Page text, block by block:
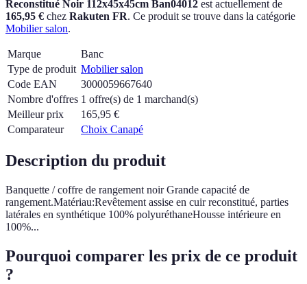
Reconstitué Noir 112x45x45cm Ban04012 est actuellement de
165,95 € chez Rakuten FR. Ce produit se trouve dans la catégorie
Mobilier salon.
Marque
Banc
Type de produit Mobilier salon
Code EAN
3000059667640
Nombre d'offres 1 offre(s) de 1 marchand(s)
Meilleur prix
165,95 €
Comparateur
Choix Canapé
Description du produit
Banquette / coffre de rangement noir Grande capacité de
rangement.Matériau:Revêtement assise en cuir reconstitué, parties
latérales en synthétique 100% polyuréthaneHousse intérieure en
100%...
Pourquoi comparer les prix de ce produit
?